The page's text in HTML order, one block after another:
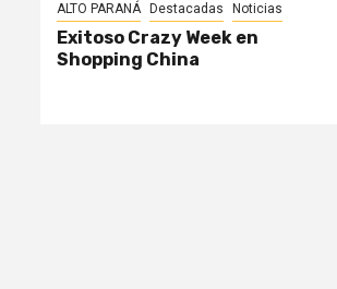
ALTO PARANÁ Destacadas Noticias
Exitoso Crazy Week en
Shopping China